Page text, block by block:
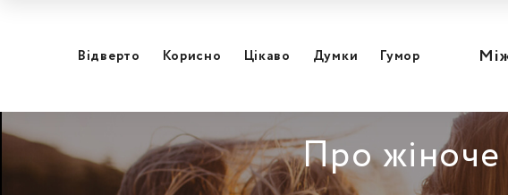
Відвертo Корисно Цікаво Думки Гумор
Про жіноче